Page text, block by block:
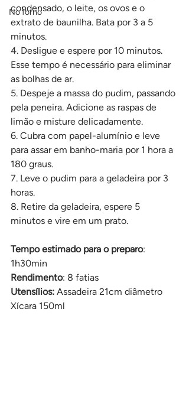
No forno
condensado, o leite, os ovos e o
extrato de baunilha. Bata por 3 a 5
minutos.
4. Desligue e espere por 10 minutos.
Esse tempo é necessário para eliminar
as bolhas de ar.
5. Despeje a massa do pudim, passando
pela peneira. Adicione as raspas de
limão e misture delicadamente.
6. Cubra com papel-alumínio e leve
para assar em banho-maria por 1 hora a
180 graus.
7. Leve o pudim para a geladeira por 3
horas.
8. Retire da geladeira, espere 5
minutos e vire em um prato.
Tempo estimado para o preparo:
1h30min
Rendimento: 8 fatias
Utensílios: Assadeira 21cm diâmetro
Xícara 150ml